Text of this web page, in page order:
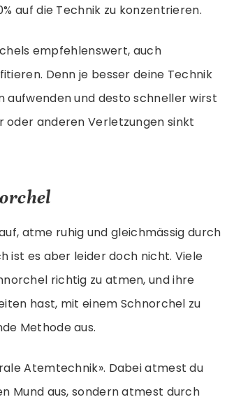
auf die Technik zu konzentrieren.
empfehlenswert, auch
Denn je besser deine Technik
aufwenden und desto schneller wirst
oder anderen Verletzungen sinkt
atme ruhig und gleichmässig durch
ist es aber leider doch nicht. Viele
richtig zu atmen, und ihre
hast, mit einem Schnorchel zu
Methode aus.
Atemtechnik». Dabei atmest du
Mund aus, sondern atmest durch